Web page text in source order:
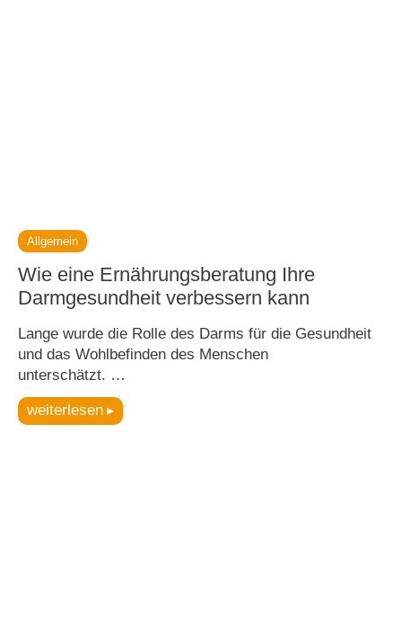
Allgemein
Wie eine Ernährungsberatung Ihre
Darmgesundheit verbessern kann
Lange wurde die Rolle des Darms für die Gesundheit
und das Wohlbefinden des Menschen
unterschätzt. …
weiterlesen